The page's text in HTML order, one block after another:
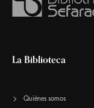
La Biblioteca
Quiénes somos